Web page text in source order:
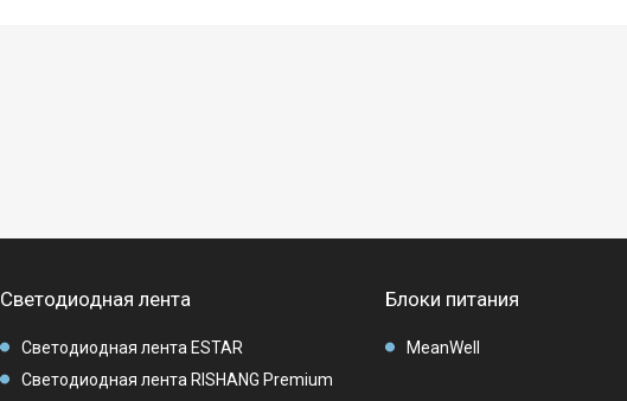
Светодиодная лента
Светодиодная лента ESTAR
Светодиодная лента RISHANG Premium
Блоки питания
MeanWell